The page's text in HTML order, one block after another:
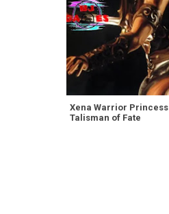
Xena Warrior Princess
Talisman of Fate